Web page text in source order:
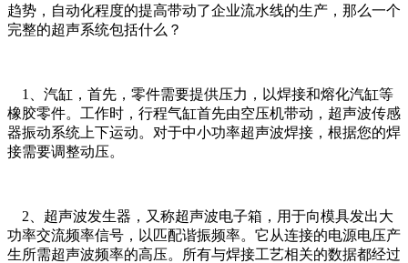
趋势，自动化程度的提高带动了企业流水线的生产，那么一个
完整的超声系统包括什么？
1、汽缸，首先，零件需要提供压力，以焊接和熔化汽缸等
橡胶零件。工作时，行程气缸首先由空压机带动，超声波传感
器振动系统上下运动。对于中小功率超声波焊接，根据您的焊
接需要调整动压。
2、超声波发生器，又称超声波电子箱，用于向模具发出大
功率交流频率信号，以匹配谐振频率。它从连接的电源电压产
生所需超声波频率的高压。所有与焊接工艺相关的数据都经过